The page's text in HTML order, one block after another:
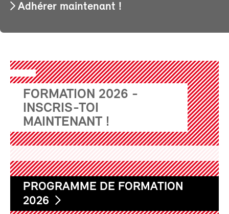
Adhérer maintenant !
FORMATION 2026 -
INSCRIS-TOI
MAINTENANT !
PROGRAMME DE FORMATION
2026